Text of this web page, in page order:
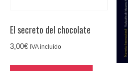
El secreto del chocolate
3,00€ IVA incluído